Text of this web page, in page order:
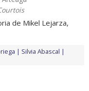
de Mikel Lejarza,
Silvia Abascal